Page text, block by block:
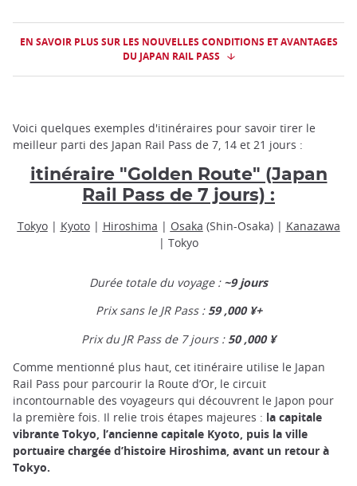
EN SAVOIR PLUS SUR LES NOUVELLES CONDITIONS ET AVANTAGES
DU JAPAN RAIL PASS
Voici quelques exemples d'itinéraires pour savoir tirer le
meilleur parti des Japan Rail Pass de 7, 14 et 21 jours :
itinéraire "Golden Route" (Japan
Rail Pass de 7 jours) :
Tokyo| Kyoto| Hiroshima | Osaka (Shin-Osaka) | Kanazawa
| Tokyo
Durée totale du voyage : ~9 jours
Prix sans le JR Pass : 59 ,000 ¥+
Prix du JR Pass de 7 jours : 50 ,000 ¥
Comme mentionné plus haut, cet itinéraire utilise le Japan
Rail Pass pour parcourir la Route d’Or, le circuit
incontournable des voyageurs qui découvrent le Japon pour
la première fois. Il relie trois étapes majeures : la capitale
vibrante Tokyo, l’ancienne capitale Kyoto, puis la ville
portuaire chargée d’histoire Hiroshima, avant un retour à
Tokyo.